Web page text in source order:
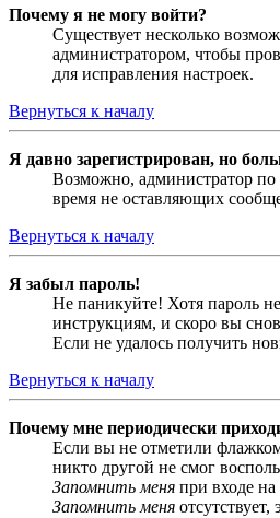
Почему я не могу войти?
Существует несколько
администратором, чтобы
для исправления настроек.
Вернуться к началу
Я давно зарегистрирован, но
Возможно, администратор по
время не оставляющих
Вернуться к началу
Я забыл пароль!
Не паникуйте! Хотя пароль
инструкциям, и скоро вы
Если не удалось получить
Вернуться к началу
Почему мне периодически
Если вы не отметили
никто другой не смог
Запомнить меня при входе
Запомнить меня